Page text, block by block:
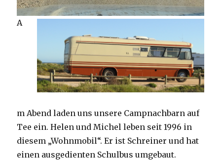
A
m Abend laden uns unsere Campnachbarn auf
Tee ein. Helen und Michel leben seit 1996 in
diesem „Wohnmobil“. Er ist Schreiner und hat
einen ausgedienten Schulbus umgebaut.